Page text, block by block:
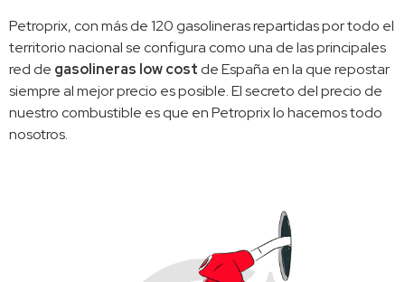
Petroprix, con más de 120 gasolineras repartidas por todo el
territorio nacional se configura como una de las principales
red de gasolineras low cost de España en la que repostar
siempre al mejor precio es posible. El secreto del precio de
nuestro combustible es que en Petroprix lo hacemos todo
nosotros.